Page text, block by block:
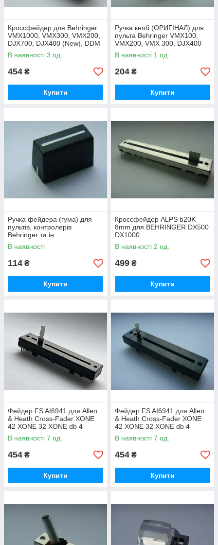
Кроссфейдер для Behringer
VMX1000, VMX300, VMX200,
DJX700, DJX400 (New), DDM
4000, DDM 2000, DX626
В наявності 3 од.
454 ₴
Купити
Ручка кноб (ОРИГІНАЛ) для
пульта Behringer VMX100,
VMX200, VMX 300, DJX400
DJX700 DDM4000
В наявності 1 од.
204 ₴
Купити
Ручка фейдера (гума) для
пультів, контролерів
Behringer та ін.
В наявності
114 ₴
Купити
Кроссфейдер ALPS b20K
8mm для BEHRINGER DX500
DX1000
В наявності 2 од.
499 ₴
Купити
Фейдер FS AI6941 для Allen
& Heath Cross-Fader XONE
42 XONE 32 XONE db 4
XONE db 2 XONE 4D
BEHRINGER djx900
В наявності 7 од.
454 ₴
Купити
Фейдер FS AI6941 для Allen
& Heath Cross-Fader XONE
42 XONE 32 XONE db 4
XONE db 2 XONE 4D
BEHRINGER djx900
В наявності 7 од.
454 ₴
Купити